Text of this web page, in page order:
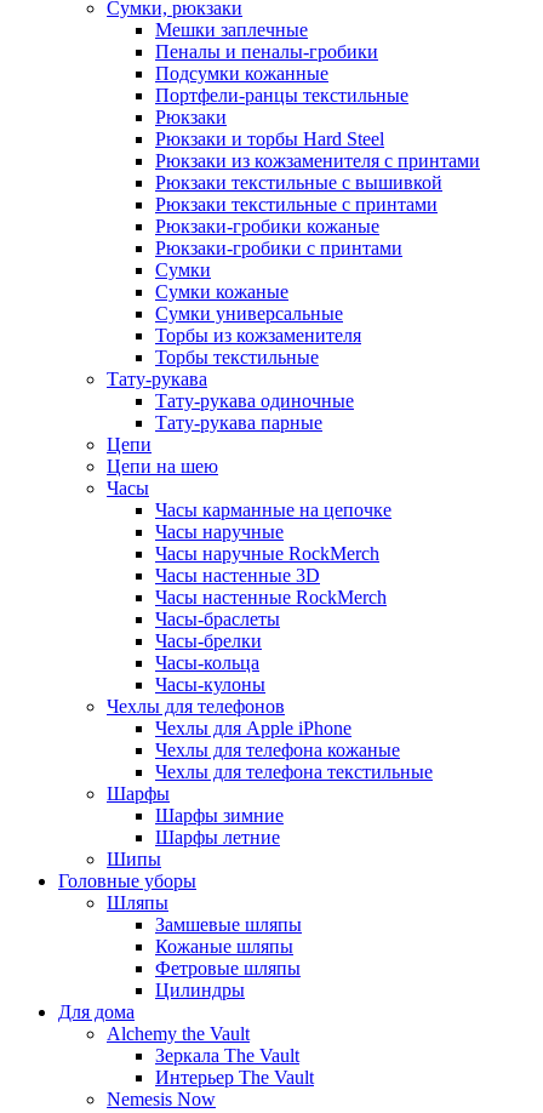
Сумки, рюкзаки
Мешки заплечные
Пеналы и пеналы-гробики
Подсумки кожанные
Портфели-ранцы текстильные
Рюкзаки
Рюкзаки и торбы Hard Steel
Рюкзаки из кожзаменителя с принтами
Рюкзаки текстильные с вышивкой
Рюкзаки текстильные с принтами
Рюкзаки-гробики кожаные
Рюкзаки-гробики с принтами
Сумки
Сумки кожаные
Сумки универсальные
Торбы из кожзаменителя
Торбы текстильные
Тату-рукава
Тату-рукава одиночные
Тату-рукава парные
Цепи
Цепи на шею
Часы
Часы карманные на цепочке
Часы наручные
Часы наручные RockMerch
Часы настенные 3D
Часы настенные RockMerch
Часы-браслеты
Часы-брелки
Часы-кольца
Часы-кулоны
Чехлы для телефонов
Чехлы для Apple iPhone
Чехлы для телефона кожаные
Чехлы для телефона текстильные
Шарфы
Шарфы зимние
Шарфы летние
Шипы
Головные уборы
Шляпы
Замшевые шляпы
Кожаные шляпы
Фетровые шляпы
Цилиндры
Для дома
Alchemy the Vault
Зеркала The Vault
Интерьер The Vault
Nemesis Now